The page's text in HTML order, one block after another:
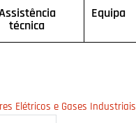
técnica
Equipa
Elétricos e Gases Industriais